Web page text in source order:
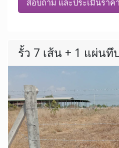
สอบถาม และประเมินราคา
รั้ว 7 เส้น + 1 แผ่นทึ